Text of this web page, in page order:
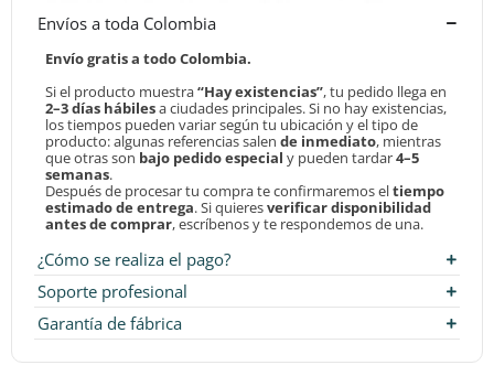
Envíos a toda Colombia
Envío gratis a todo Colombia.
Si el producto muestra“Hay existencias”, tu pedido llega en
2–3 días hábilesa ciudades principales. Si no hay existencias,
los tiempos pueden variar según tu ubicación y el tipo de
producto: algunas referencias salen de inmediato, mientras
que otras son bajo pedido especial y pueden tardar4–5
semanas.
Después de procesar tu compra te confirmaremos eltiempo
estimado de entrega. Si quieresverificar disponibilidad
antes de comprar, escríbenos y te respondemos de una.
¿Cómo se realiza el pago?
Soporte profesional
Garantía de fábrica